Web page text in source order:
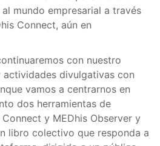
mundo empresarial a través
Connect, aún en
con nuestro
divulgativas con
vamos a centrarnos en
dos herramientas de
y MEDhis Observer y
libro colectivo que responda a